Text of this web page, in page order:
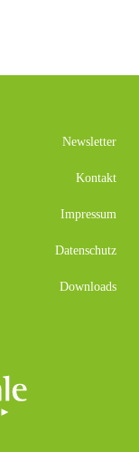
Newsletter
Kontakt
Impressum
Datenschutz
Downloads